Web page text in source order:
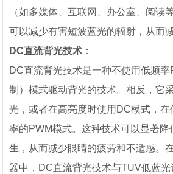
（如多媒体、互联网、办公室、阅读
可以减少有害短波蓝光的辐射，从而
DC直流背光技术 ：
DC直流背光技术是一种不使用低频率
制）模式驱动背光的技术。相反，它
光，或者在高亮度时使用DC模式，
率的PWM模式。这种技术可以显著
生，从而减少眼睛的疲劳和不适感。
器中，DC直流背光技术与TUV低蓝